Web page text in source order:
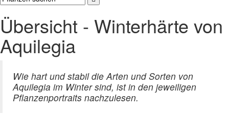
Übersicht - Winterhärte von
Aquilegia
Wie hart und stabil die Arten und Sorten von
Aquilegia im Winter sind, ist in den jeweiligen
Pflanzenportraits nachzulesen.